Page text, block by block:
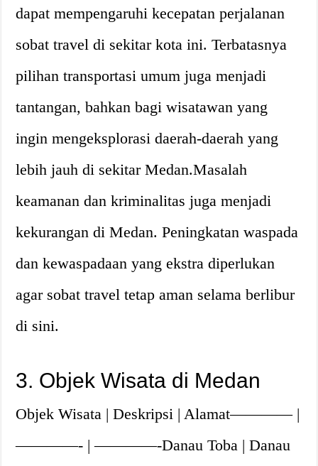
dapat mempengaruhi kecepatan perjalanan
sobat travel di sekitar kota ini. Terbatasnya
pilihan transportasi umum juga menjadi
tantangan, bahkan bagi wisatawan yang
ingin mengeksplorasi daerah-daerah yang
lebih jauh di sekitar Medan.Masalah
keamanan dan kriminalitas juga menjadi
kekurangan di Medan. Peningkatan waspada
dan kewaspadaan yang ekstra diperlukan
agar sobat travel tetap aman selama berlibur
di sini.
3. Objek Wisata di Medan
Objek Wisata | Deskripsi | Alamat———— |
————- | ————-Danau Toba | Danau